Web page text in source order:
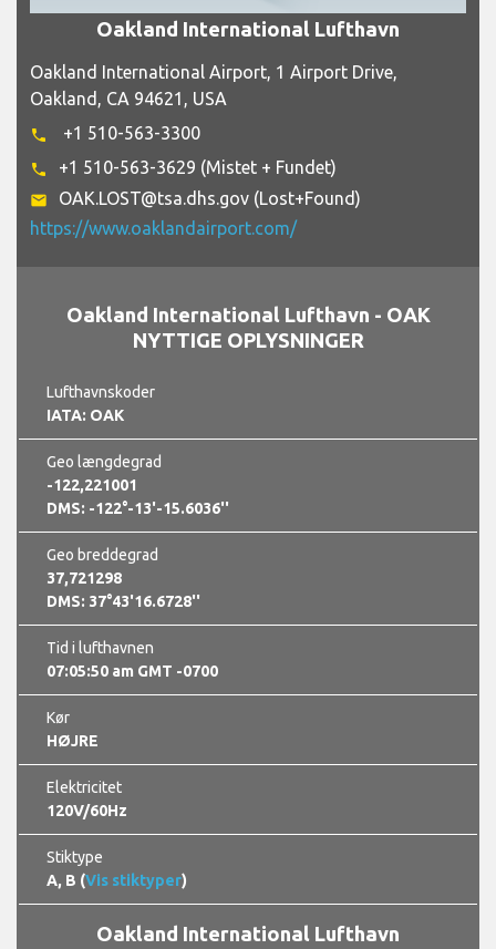
Oakland International Lufthavn
Oakland International Airport, 1 Airport Drive,
Oakland, CA 94621, USA
phone +1 510-563-3300
phone +1 510-563-3629 (Mistet + Fundet)
email
OAK.LOST@tsa.dhs.gov (Lost+Found)
https://www.oaklandairport.com/
Oakland International Lufthavn - OAK
NYTTIGE OPLYSNINGER
Lufthavnskoder
IATA: OAK
Geo længdegrad
-122,221001
DMS: -122°-13'-15.6036''
Geo breddegrad
37,721298
DMS: 37°43'16.6728''
Tid i lufthavnen
07:05:50 am GMT -0700
Kør
HØJRE
Elektricitet
120V/60Hz
Stiktype
A, B (Vis stiktyper)
Oakland International Lufthavn